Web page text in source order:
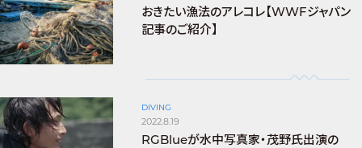
おきたい漁法のアレコレ【WWFジャパン
記事のご紹介】
DIVING
2022.8.19
RGBlueが水中写真家・茂野氏出演の